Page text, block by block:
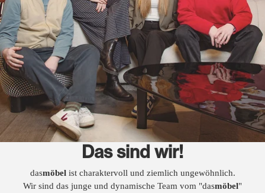
Das sind wir!
dasmöbelist charaktervoll und ziemlich ungewöhnlich.
Wir sind das junge und dynamische Team vom "dasmöbel"